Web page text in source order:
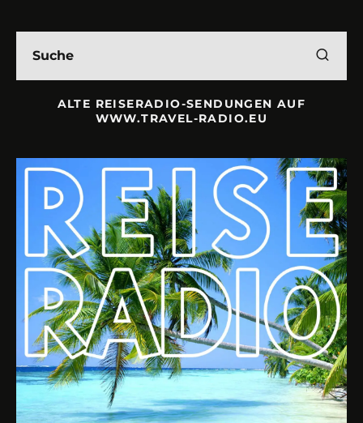
ALTE REISERADIO-SENDUNGEN AUF
WWW.TRAVEL-RADIO.EU